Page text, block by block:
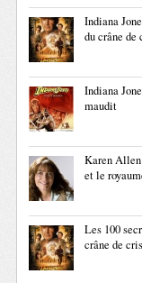
Indiana
du crâne de
Indiana
maudit
Karen Allen
et le
Les 100
crâne de